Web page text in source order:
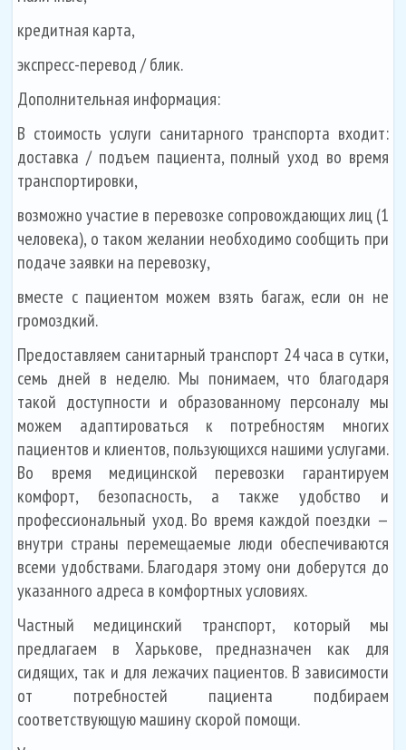
кредитная карта,
экспресс-перевод / блик.
Дополнительная информация:
В стоимость услуги санитарного транспорта входит:
доставка / подъем пациента, полный уход во время
транспортировки,
возможно участие в перевозке сопровождающих лиц (1
человека), о таком желании необходимо сообщить при
подаче заявки на перевозку,
вместе с пациентом можем взять багаж, если он не
громоздкий.
Предоставляем санитарный транспорт 24 часа в сутки,
семь дней в неделю. Мы понимаем, что благодаря
такой доступности и образованному персоналу мы
можем адаптироваться к потребностям многих
пациентов и клиентов, пользующихся нашими услугами.
Во время медицинской перевозки гарантируем
комфорт, безопасность, а также удобство и
профессиональный уход. Во время каждой поездки —
внутри страны перемещаемые люди обеспечиваются
всеми удобствами. Благодаря этому они доберутся до
указанного адреса в комфортных условиях.
Частный медицинский транспорт, который мы
предлагаем в Харькове, предназначен как для
сидящих, так и для лежачих пациентов. В зависимости
от потребностей пациента подбираем
соответствующую машину скорой помощи.